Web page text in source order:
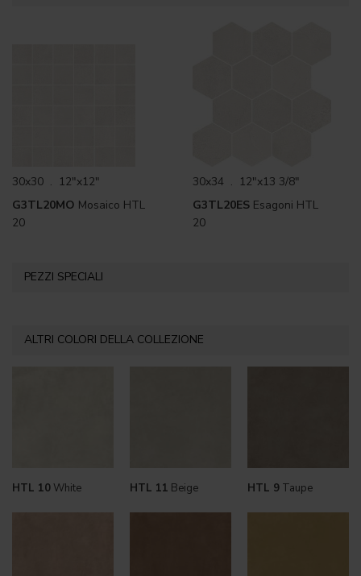
30x30 . 12"x12"
G3TL20MO Mosaico HTL
20
30x34 . 12"x13 3/8"
G3TL20ES Esagoni HTL
20
PEZZI SPECIALI
ALTRI COLORI DELLA COLLEZIONE
HTL 10 White HTL 11 Beige HTL 9Taupe